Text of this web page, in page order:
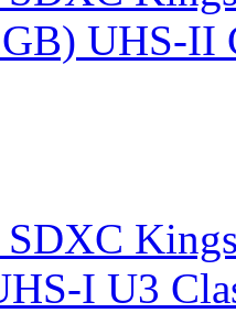
UHS-II
I U3